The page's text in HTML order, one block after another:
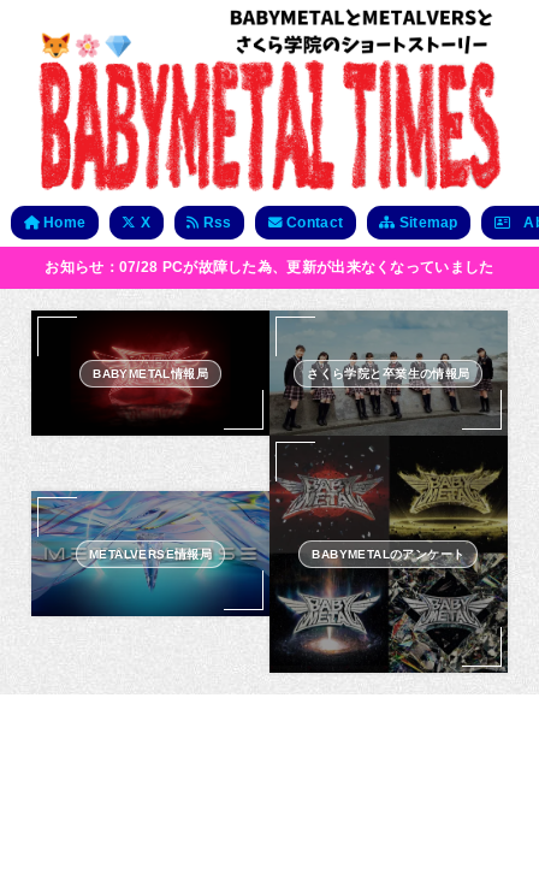
Home X Rss Contact Sitemap
お知らせ：07/28 PCが故障した為、更新が出来なくなっていました
BABYMETAL情報局 さくら学院と卒業生の情報局
METALVERSE情報局 BABYMETALのアンケート